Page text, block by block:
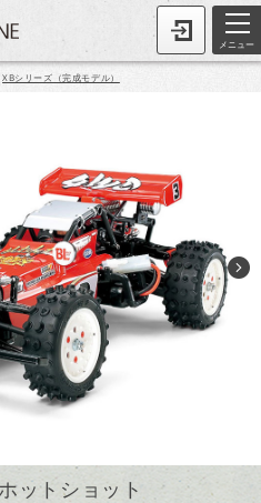
メニュー
XBシリーズ（完成モデル）
ットショット